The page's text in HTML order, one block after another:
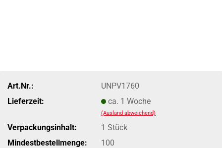
Art.Nr.:
UNPV1760
Lieferzeit:
ca. 1 Woche
(Ausland abweichend)
Verpackungsinhalt:
1 Stück
Mindestbestellmenge:
100